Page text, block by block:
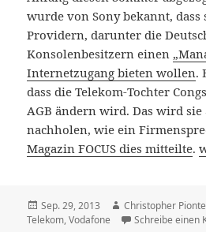
wurde von Sony bekannt,
Providern, darunter die
Konsolenbesitzern einen
Internetzugang bieten wollen.
dass die Telekom-Tochter
AGB ändern wird. Das wird sie
nachholen, wie ein
Magazin FOCUS dies mitteilte.
Veröffentlicht
am
Sep. 29, 2013 Autor
Christopher
Telekom,Vodafone Schreibe einen